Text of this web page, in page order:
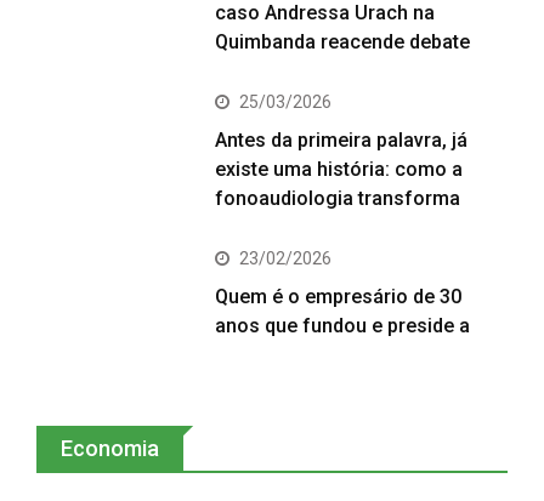
caso Andressa Urach na
Quimbanda reacende debate
25/03/2026
Antes da primeira palavra, já
existe uma história: como a
fonoaudiologia transforma
23/02/2026
Quem é o empresário de 30
anos que fundou e preside a
Economia
Como fazer uma empresa familiar